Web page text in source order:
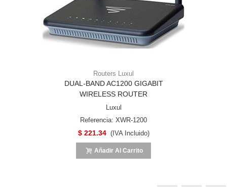
Routers Luxul
DUAL-BAND AC1200 GIGABIT
WIRELESS ROUTER
Luxul
Referencia: XWR-1200
$ 221.34 (IVA Incluido)
Añadir Al Carrito